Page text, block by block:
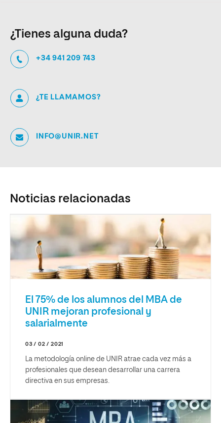
¿Tienes alguna duda?
+34 941 209 743
¿TE LLAMAMOS?
INFO@UNIR.NET
Noticias relacionadas
El 75% de los alumnos del MBA de
UNIR mejoran profesional y
salarialmente
03 / 02 / 2021
La metodología online de UNIR atrae cada vez más a
profesionales que desean desarrollar una carrera
directiva en sus empresas.